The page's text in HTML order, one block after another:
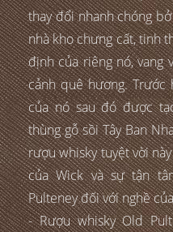
thay đổi nhanh chóng
nhà kho chưng cất, tinh
định của riêng nó, vang
cảnh quê hương. Trước
của nó sau đó được
thùng gỗ sồi Tây Ban
rượu whisky tuyệt vời
của Wick và sự tận
Pulteney đối với nghề
- Rượu whisky Old